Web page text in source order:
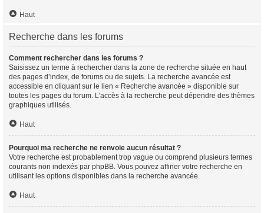
Haut
Recherche dans les forums
Comment rechercher dans les forums ?
Saisissez un terme à rechercher dans la zone de recherche située en haut
des pages d’index, de forums ou de sujets. La recherche avancée est
accessible en cliquant sur le lien « Recherche avancée » disponible sur
toutes les pages du forum. L’accès à la recherche peut dépendre des thèmes
graphiques utilisés.
Haut
Pourquoi ma recherche ne renvoie aucun résultat ?
Votre recherche est probablement trop vague ou comprend plusieurs termes
courants non indexés par phpBB. Vous pouvez affiner votre recherche en
utilisant les options disponibles dans la recherche avancée.
Haut